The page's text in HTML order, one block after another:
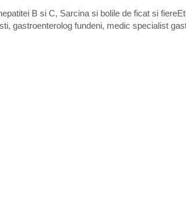
B si C, Sarcina si bolile de ficat si fiere
, gastroenterolog fundeni, medic specialist